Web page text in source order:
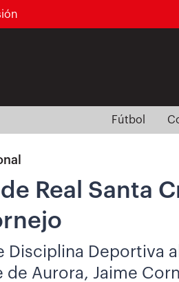
Fútbol
Real Santa
Disciplina
de Aurora, Jaime